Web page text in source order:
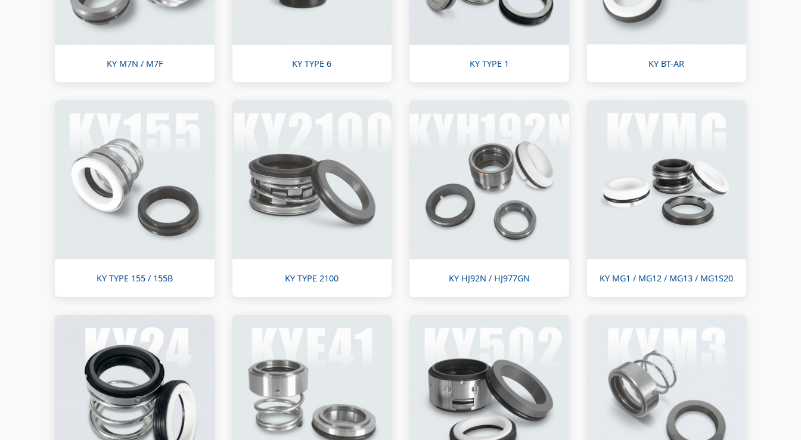
KY M7N / M7F KY TYPE 6 KY TYPE 1 KY BT-AR
KY TYPE 155 / 155B KY TYPE 2100 KY HJ92N / HJ977GN KY MG1 / MG12 / MG13 / MG1S20